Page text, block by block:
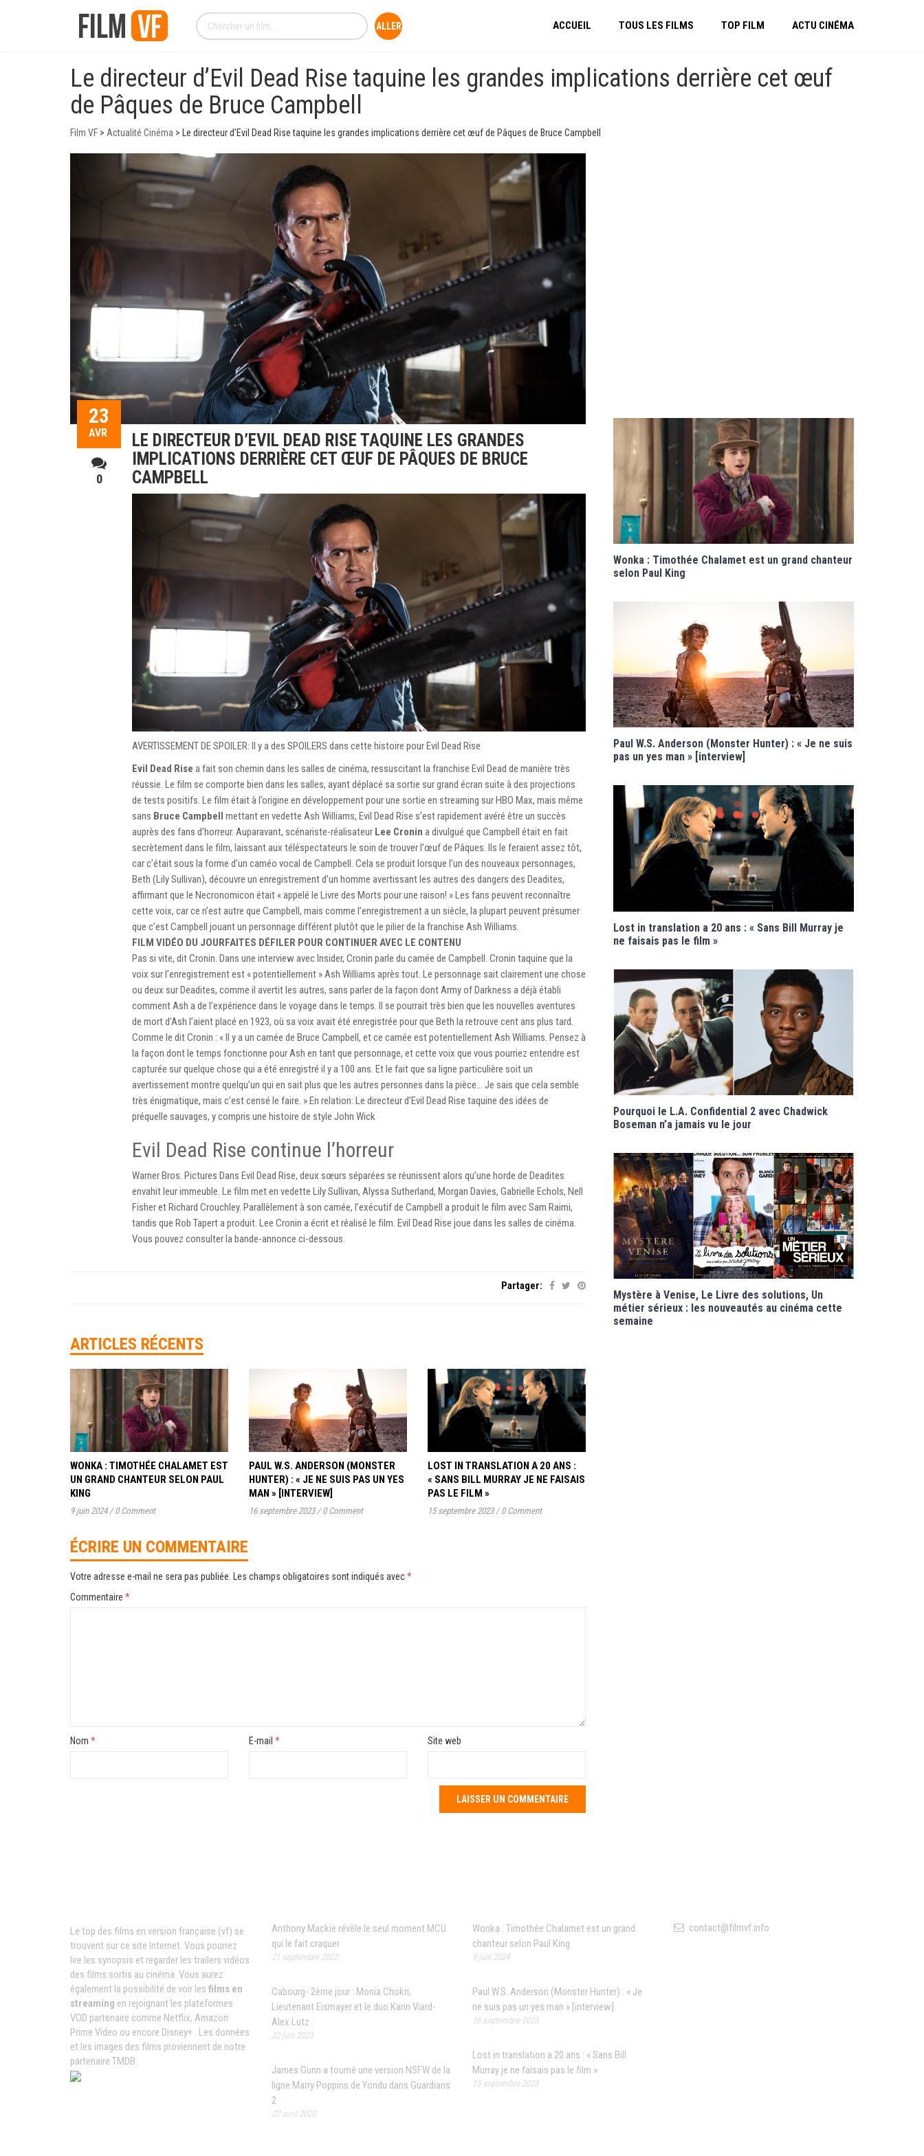
ACCUEIL TOUS LES FILMS TOP FILM ACTU CINÉMA
Le directeur d’Evil Dead Rise taquine les grandes implications derrière cet œuf
de Pâques de Bruce Campbell
Film VF > Actualité Cinéma > Le directeur d’Evil Dead Rise taquine les grandes implications derrière cet œuf de Pâques de Bruce Campbell
23
AVR
0
LE DIRECTEUR D’EVIL DEAD RISE TAQUINE LES GRANDES
IMPLICATIONS DERRIÈRE CET ŒUF DE PÂQUES DE BRUCE
CAMPBELL
AVERTISSEMENT DE SPOILER: Il y a des SPOILERS dans cette histoire pour Evil Dead Rise
Evil Dead Rise a fait son chemin dans les salles de cinéma, ressuscitant la franchise Evil Dead de manière très
réussie. Le film se comporte bien dans les salles, ayant déplacé sa sortie sur grand écran suite à des projections
de tests positifs. Le film était à l’origine en développement pour une sortie en streaming sur HBO Max, mais même
sans Bruce Campbell mettant en vedette Ash Williams, Evil Dead Rise s’est rapidement avéré être un succès
auprès des fans d’horreur. Auparavant, scénariste-réalisateur Lee Cronin a divulgué que Campbell était en fait
secrètement dans le film, laissant aux téléspectateurs le soin de trouver l’œuf de Pâques. Ils le feraient assez tôt,
car c’était sous la forme d’un caméo vocal de Campbell. Cela se produit lorsque l’un des nouveaux personnages,
Beth (Lily Sullivan), découvre un enregistrement d’un homme avertissant les autres des dangers des Deadites,
affirmant que le Necronomicon était « appelé le Livre des Morts pour une raison! » Les fans peuvent reconnaître
cette voix, car ce n’est autre que Campbell, mais comme l’enregistrement a un siècle, la plupart peuvent présumer
que c’est Campbell jouant un personnage différent plutôt que le pilier de la franchise Ash Williams.
FILM VIDÉO DU JOURFAITES DÉFILER POUR CONTINUER AVEC LE CONTENU
Pas si vite, dit Cronin. Dans une interview avec Insider, Cronin parle du camée de Campbell. Cronin taquine que la
voix sur l’enregistrement est « potentiellement » Ash Williams après tout. Le personnage sait clairement une chose
ou deux sur Deadites, comme il avertit les autres, sans parler de la façon dont Army of Darkness a déjà établi
comment Ash a de l’expérience dans le voyage dans le temps. Il se pourrait très bien que les nouvelles aventures
de mort d’Ash l’aient placé en 1923, où sa voix avait été enregistrée pour que Beth la retrouve cent ans plus tard.
Comme le dit Cronin : « Il y a un camée de Bruce Campbell, et ce camée est potentiellement Ash Williams. Pensez à
la façon dont le temps fonctionne pour Ash en tant que personnage, et cette voix que vous pourriez entendre est
capturée sur quelque chose qui a été enregistré il y a 100 ans. Et le fait que sa ligne particulière soit un
avertissement montre quelqu’un qui en sait plus que les autres personnes dans la pièce… Je sais que cela semble
très énigmatique, mais c’est censé le faire. » En relation: Le directeur d’Evil Dead Rise taquine des idées de
préquelle sauvages, y compris une histoire de style John Wick
Evil Dead Rise continue l’horreur
Warner Bros. Pictures Dans Evil Dead Rise, deux sœurs séparées se réunissent alors qu’une horde de Deadites
envahit leur immeuble. Le film met en vedette Lily Sullivan, Alyssa Sutherland, Morgan Davies, Gabrielle Echols, Nell
Fisher et Richard Crouchley. Parallèlement à son camée, l’exécutif de Campbell a produit le film avec Sam Raimi,
tandis que Rob Tapert a produit. Lee Cronin a écrit et réalisé le film. Evil Dead Rise joue dans les salles de cinéma.
Vous pouvez consulter la bande-annonce ci-dessous.
Partager:
ARTICLES RÉCENTS
WONKA : TIMOTHÉE CHALAMET EST
UN GRAND CHANTEUR SELON PAUL
KING
9 juin 2024 / 0 Comment
PAUL W.S. ANDERSON (MONSTER
HUNTER) : « JE NE SUIS PAS UN YES
MAN » [INTERVIEW]
16 septembre 2023 / 0 Comment
LOST IN TRANSLATION A 20 ANS :
« SANS BILL MURRAY JE NE FAISAIS
PAS LE FILM »
15 septembre 2023 / 0 Comment
ÉCRIRE UN COMMENTAIRE
Votre adresse e-mail ne sera pas publiée. Les champs obligatoires sont indiqués avec*
Commentaire *
Nom * E-mail * Site web
Wonka : Timothée Chalamet est un grand chanteur
selon Paul King
Paul W.S. Anderson (Monster Hunter) : « Je ne suis
pas un yes man » [interview]
Lost in translation a 20 ans : « Sans Bill Murray je
ne faisais pas le film »
Pourquoi le L.A. Confidential 2 avec Chadwick
Boseman n’a jamais vu le jour
Mystère à Venise, Le Livre des solutions, Un
métier sérieux : les nouveautés au cinéma cette
semaine
Le top des films en version française (vf) se
trouvent sur ce site Internet. Vous pourrez
lire les synopsis et regarder les trailers vidéos
des films sortis au cinéma. Vous aurez
également la possibilité de voir les films en
streaming en rejoignant les plateformes
VOD partenaire comme Netflix, Amazon
Prime Video ou encore Disney+ . Les données
et les images des films proviennent de notre
partenaire TMDB.
Anthony Mackie révèle le seul moment MCU
qui le fait craquer
21 septembre 2022
Cabourg- 2ème jour : Monia Chokri,
Lieutenant Eismayer et le duo Karin Viard-
Alex Lutz
22 juin 2023
James Gunn a tourné une version NSFW de la
ligne Marry Poppins de Yondu dans Guardians
2
27 avril 2020
Wonka : Timothée Chalamet est un grand
chanteur selon Paul King
9 juin 2024
Paul W.S. Anderson (Monster Hunter) : « Je
ne suis pas un yes man » [interview]
16 septembre 2023
Lost in translation a 20 ans : « Sans Bill
Murray je ne faisais pas le film »
15 septembre 2023
contact@filmvf.info